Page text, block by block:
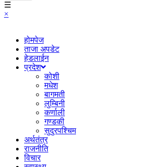
☰
×
होमपेज
ताजा अपडेट
हेडलाईन
प्रदेश
कोशी
मधेश
बागमती
लुम्बिनी
कर्णाली
गण्डकी
सुदुरपश्चिम
अर्थतंत्र
राजनीति
विचार